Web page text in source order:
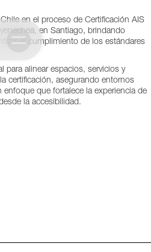
en el proceso de Certificación AIS
en Santiago, brindando
el cumplimiento de los estándares
para alinear espacios, servicios y
certificación, asegurando entornos
que fortalece la experiencia de
la accesibilidad.